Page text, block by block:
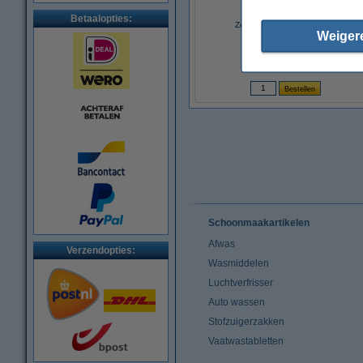
Betaalopties:
Verzendopties:
Zep super ontkalker (1 liter)
€ 7,99
Schoonmaakartikelen
Afwas
Wasmiddelen
Luchtverfrisser
Auto wassen
Stofzuigerzakken
Vaatwastabletten